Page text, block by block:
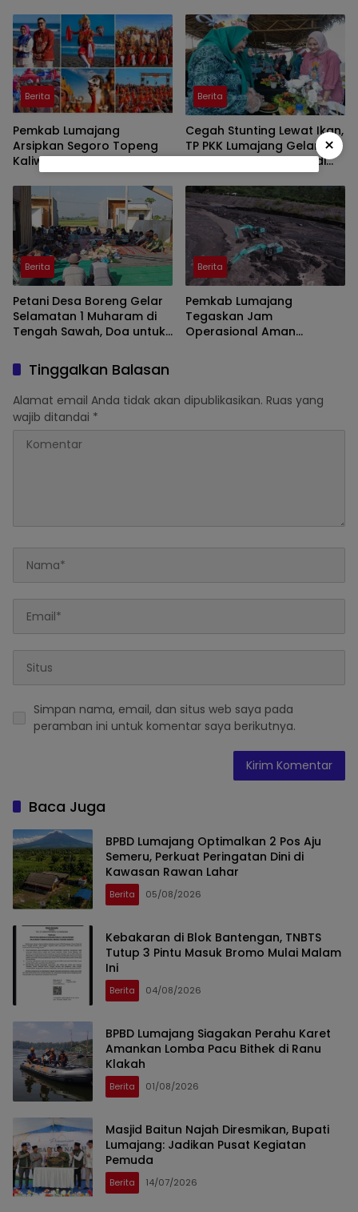
Berita
Pemkab Lumajang
Arsipkan Segoro Topeng
Kaliwungu 2026 dalam 160
Konten Digital
Berita
Cegah Stunting Lewat Ikan,
TP PKK Lumajang Gelar
Lomba Menghias Ikan di
Pantai Watu Pecak
Berita
Petani Desa Boreng Gelar
Selamatan 1 Muharam di
Tengah Sawah, Doa untuk
Berita
Pemkab Lumajang
Tegaskan Jam
Operasional Aman
Tinggalkan Balasan
Alamat email Anda tidak akan dipublikasikan. Ruas yang
wajib ditandai *
Simpan nama, email, dan situs web saya pada
peramban ini untuk komentar saya berikutnya.
Baca Juga
BPBD Lumajang Optimalkan 2 Pos Aju
Semeru, Perkuat Peringatan Dini di
Kawasan Rawan Lahar
Berita 05/08/2026
Kebakaran di Blok Bantengan, TNBTS
Tutup 3 Pintu Masuk Bromo Mulai Malam
Ini
Berita 04/08/2026
BPBD Lumajang Siagakan Perahu Karet
Amankan Lomba Pacu Bithek di Ranu
Klakah
Berita 01/08/2026
Masjid Baitun Najah Diresmikan, Bupati
Lumajang: Jadikan Pusat Kegiatan
Pemuda
Berita 14/07/2026
×